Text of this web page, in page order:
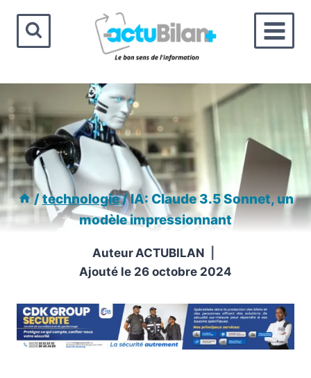
contenu
/technologie/IA: Claude 3.5 Sonnet, un
modèle impressionnant
Auteur ACTUBILAN
Ajouté le 26 octobre 2024